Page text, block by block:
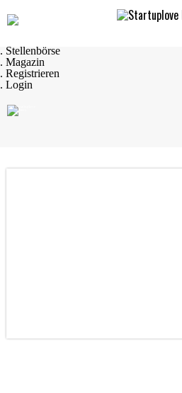
. Startseite
. Startups
. Stellenbörse
. Magazin
. Registrieren
. Login